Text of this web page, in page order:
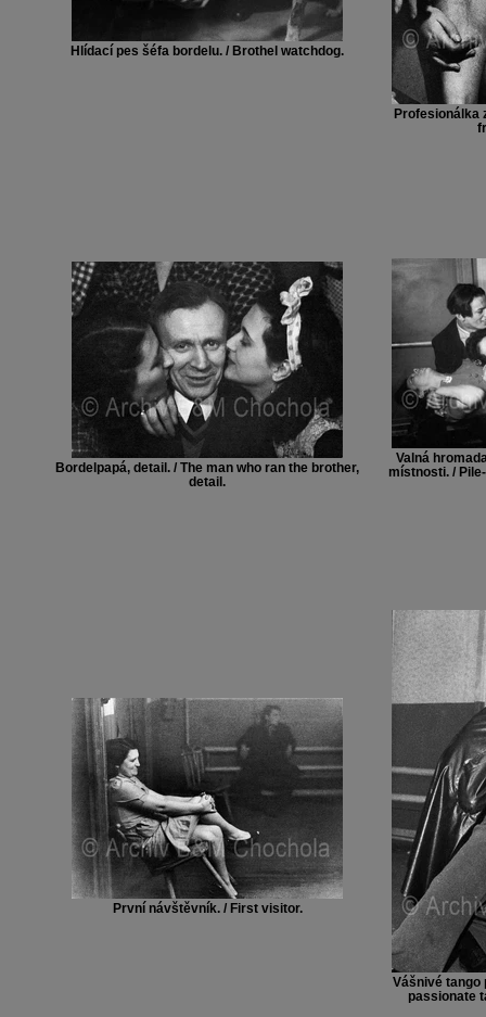
Hlídací pes šéfa bordelu. / Brothel watchdog.
Profesionálka
Bordelpapá, detail. / The man who ran the brother,
detail.
Valná
místnosti. /
První návštěvník. / First visitor.
Vášnivé tango
passionate